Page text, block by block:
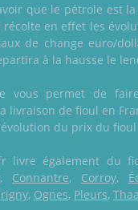
que le pétrole est
en effet les
de change euro/
à la hausse le
vous permet de
livraison de fioul en
du prix du fioul
livre également du
, Connantre, Corroy,
, Ognes, Pleurs,